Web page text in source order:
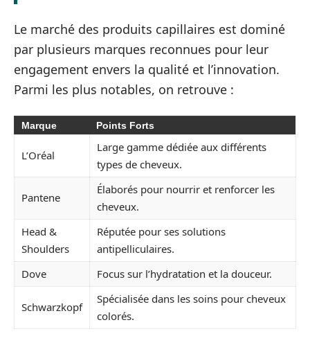
Le marché des produits capillaires est dominé
par plusieurs marques reconnues pour leur
engagement envers la qualité et l’innovation.
Parmi les plus notables, on retrouve :
Marque Points Forts
L’Oréal
Large gamme dédiée aux différents
types de cheveux.
Pantene
Élaborés pour nourrir et renforcer les
cheveux.
Head &
Shoulders
Réputée pour ses solutions
antipelliculaires.
Dove
Focus sur l’hydratation et la douceur.
Schwarzkopf
Spécialisée dans les soins pour cheveux
colorés.